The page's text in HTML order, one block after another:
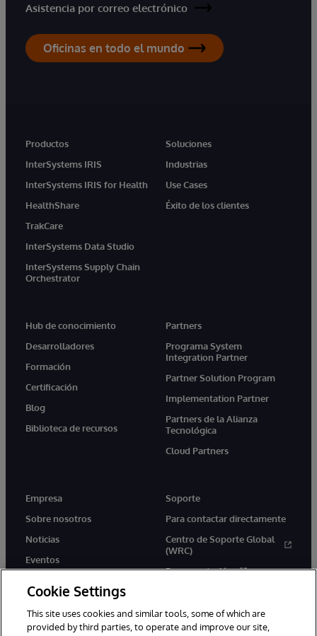
Asistencia por correo electrónico
Oficinas en todo el mundo
Productos
InterSystems IRIS
InterSystems IRIS for Health
HealthShare
TrakCare
InterSystems Data Studio
InterSystems Supply Chain
Orchestrator
Soluciones
Industrias
Use Cases
Éxito de los clientes
Hub de conocimiento
Desarrolladores
Formación
Certificación
Blog
Biblioteca de recursos
Partners
Programa System
Integration Partner
Partner Solution Program
Implementation Partner
Partners de la Alianza
Tecnológica
Cloud Partners
Empresa
Sobre nosotros
Noticias
Eventos
Soporte
Para contactar directamente
Centro de Soporte Global
(WRC)
Documentación
Cookie Settings
This site uses cookies and similar tools, some of which are
provided by third parties, to operate and improve our site,